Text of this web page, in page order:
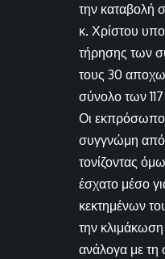
την καταβολή
κ. Χρίστου
τήρησης των
τους 30
σύνολο των
Οι
συγγνώμη από
τονίζοντας
έσχατο μέσο
κεκτημένων
την
ανάλογα με τη